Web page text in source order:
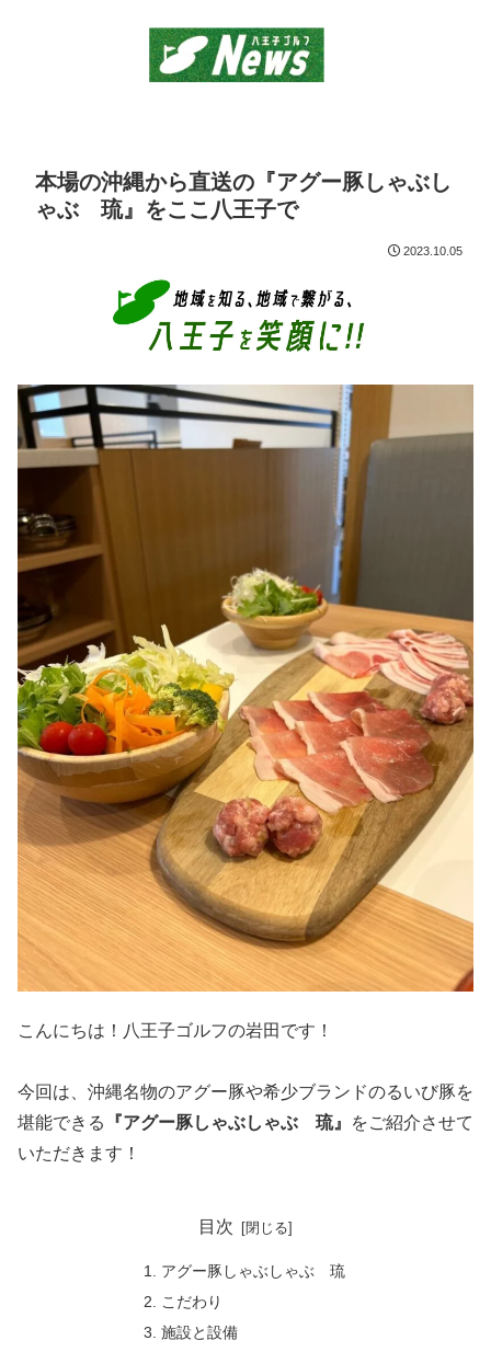
本場の沖縄から直送の『アグー豚しゃぶし
ゃぶ 琉』をここ八王子で
2023.10.05
こんにちは！八王子ゴルフの岩田です！
今回は、沖縄名物のアグー豚や希少ブランドのるいび豚を
堪能できる
『アグー豚しゃぶしゃぶ 琉』
をご紹介させて
いただきます！
目次
アグー豚しゃぶしゃぶ 琉
こだわり
施設と設備